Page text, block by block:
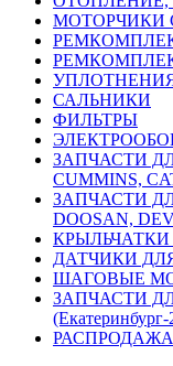
МОТОРЧИКИ
САЛЬНИКИ
ФИЛЬТРЫ
ЗАПЧАСТИ
CUMMINS,
ЗАПЧАСТИ
DOOSAN,
ДАТЧИКИ
ШАГОВЫЕ
ЗАПЧАСТИ
(Екатеринбург-
РАСПРОДАЖА